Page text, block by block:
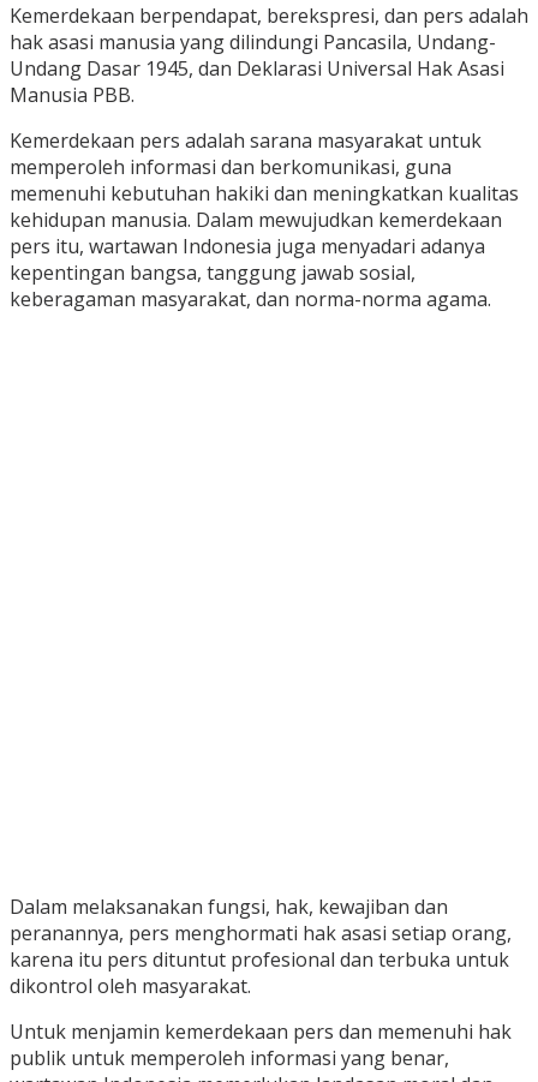
|September
11,
2020 Februari
3,
2023
Koran
KPK
Kemerdekaan berpendapat, berekspresi, dan pers adalah
hak asasi manusia yang dilindungi Pancasila, Undang-
Undang Dasar 1945, dan Deklarasi Universal Hak Asasi
Manusia PBB.
Kemerdekaan pers adalah sarana masyarakat untuk
memperoleh informasi dan berkomunikasi, guna
memenuhi kebutuhan hakiki dan meningkatkan kualitas
kehidupan manusia. Dalam mewujudkan kemerdekaan
pers itu, wartawan Indonesia juga menyadari adanya
kepentingan bangsa, tanggung jawab sosial,
keberagaman masyarakat, dan norma-norma agama.
Dalam melaksanakan fungsi, hak, kewajiban dan
peranannya, pers menghormati hak asasi setiap orang,
karena itu pers dituntut profesional dan terbuka untuk
dikontrol oleh masyarakat.
Untuk menjamin kemerdekaan pers dan memenuhi hak
publik untuk memperoleh informasi yang benar,